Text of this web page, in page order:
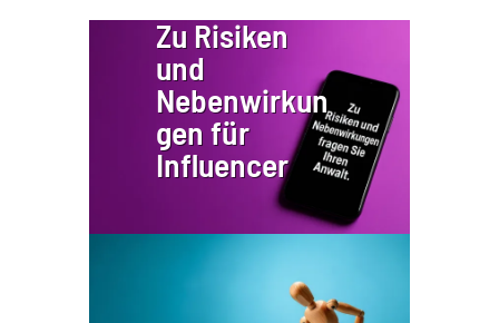
Zu Risiken
und
Nebenwirkun
gen für
Influencer